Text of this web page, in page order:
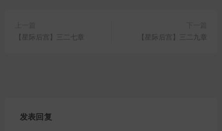
【星际后宫】三二七章
【星际后宫】三二九章
发表回复